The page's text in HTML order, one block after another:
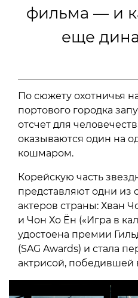
фильма — и
еще
По сюжету охотничья
портового городка
отсчет для
оказываются один на
кошмаром.
Корейскую часть
представляют одни из
актеров страны: Хван
и Чон Хо Ён («Игра в
удостоена премии
(SAG Awards) и стала
актрисой, победившей